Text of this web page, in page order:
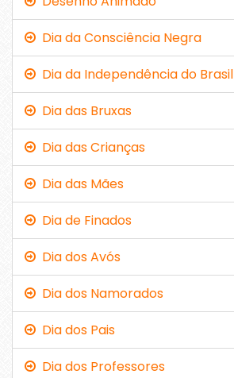
Dia da Consciência Negra
Dia da Independência do Brasil
Dia das Bruxas
Dia das Crianças
Dia das Mães
Dia de Finados
Dia dos Avós
Dia dos Namorados
Dia dos Pais
Dia dos Professores